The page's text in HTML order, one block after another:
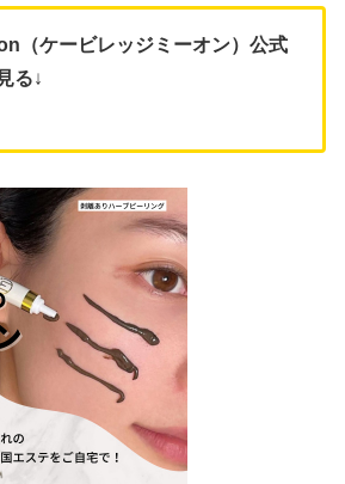
（ケービレッジミーオン）公式
る↓